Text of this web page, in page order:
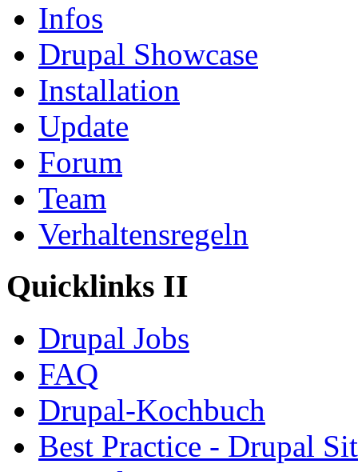
Infos
Drupal Showcase
Installation
Update
Forum
Team
Verhaltensregeln
Quicklinks II
Drupal Jobs
FAQ
Drupal-Kochbuch
Best Practice - Drupal